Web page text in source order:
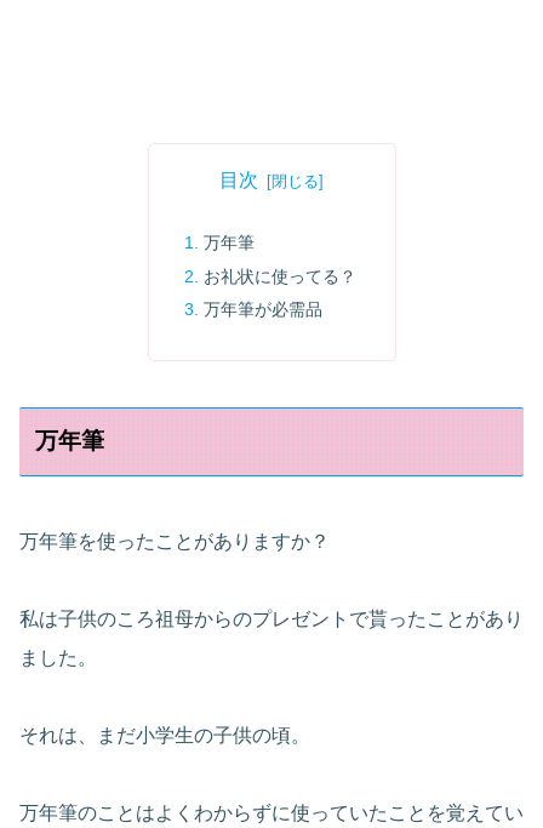
目次
万年筆
お礼状に使ってる？
万年筆が必需品
万年筆
万年筆を使ったことがありますか？
私は子供のころ祖母からのプレゼントで貰ったことがあり
ました。
それは、まだ小学生の子供の頃。
万年筆のことはよくわからずに使っていたことを覚えてい